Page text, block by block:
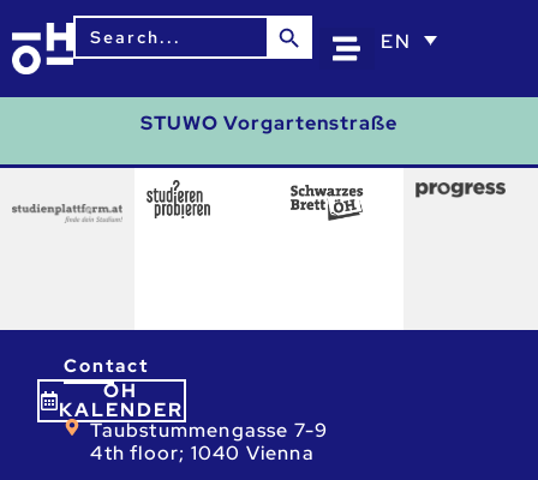
Search
for:
Search Button
EN
STUWO Vorgartenstraße
ÖH
KALENDER
Contact
Taubstummengasse 7-9
4th floor; 1040 Vienna